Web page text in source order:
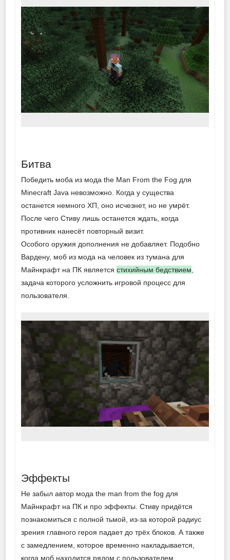
Битва
Победить моба из мода the Man From the Fog для
Minecraft Java невозможно. Когда у существа
останется немного ХП, оно исчезнет, но не умрёт.
После чего Стиву лишь останется ждать, когда
противник нанесёт повторный визит.
Особого оружия дополнения не добавляет. Подобно
Вардену, моб из мода на человек из тумана для
Майнкрафт на ПК является стихийным бедствием
задача которого усложнить игровой процесс для
пользователя.
Эффекты
Не забыл автор мода the man from the fog для
Майнкрафт на ПК и про эффекты. Стиву придётся
познакомиться с полной тьмой, из-за которой радиус
зрения главного героя падает до трёх блоков. А также
с замедлением, которое временно накладывается,
когда моб находится рядом с пользователем.